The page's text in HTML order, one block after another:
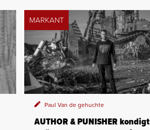
MARKANT
Paul Van de gehuchte
AUTHOR & PUNISHER kondigt